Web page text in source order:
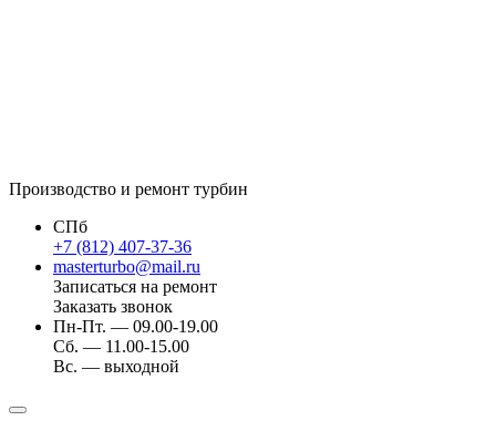
Производство и ремонт турбин
СПб
+7 (812) 407-37-36
masterturbo@mail.ru
Записаться на ремонт
Заказать звонок
Пн-Пт. — 09.00-19.00
Сб. — 11.00-15.00
Вс. — выходной